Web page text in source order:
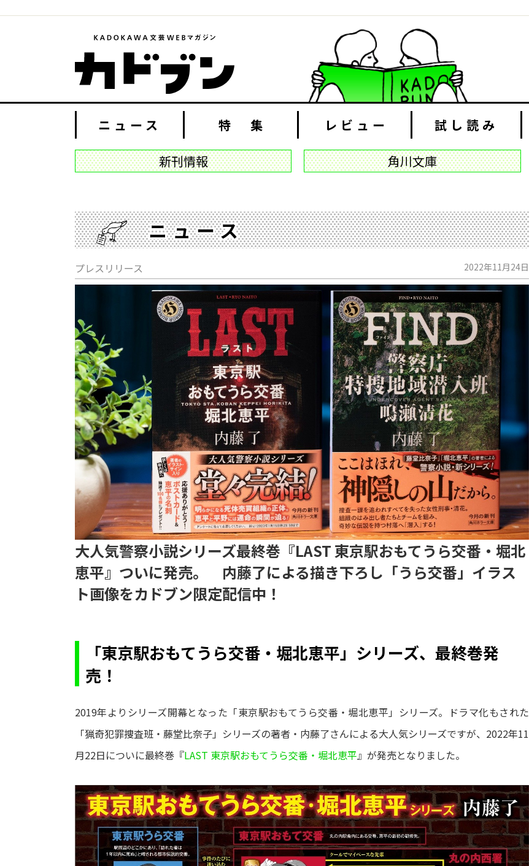
ニュース 特 集 レビュー 試し読み
新刊情報 角川文庫
ニュース
プレスリリース 2022年11月24日
大人気警察小説シリーズ最終巻『LAST 東京駅おもてうら交番・堀北
恵平』ついに発売。 内藤了による描き下ろし「うら交番」イラス
ト画像をカドブン限定配信中！
「東京駅おもてうら交番・堀北恵平」シリーズ、最終巻発
売！
2019年よりシリーズ開幕となった「東京駅おもてうら交番・堀北恵平」シリーズ。ドラマ化もされた
「猟奇犯罪捜査班・藤堂比奈子」シリーズの著者・内藤了さんによる大人気シリーズですが、2022年11
月22日についに最終巻『LAST 東京駅おもてうら交番・堀北恵平』が発売となりました。